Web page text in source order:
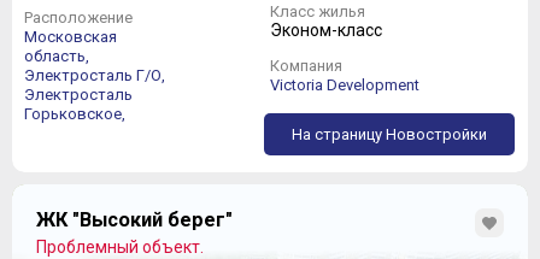
Расположение
Московская
область,
Электросталь Г/О,
Электросталь
Горьковское,
Класс жилья
Эконом-класс
Компания
Victoria Development
На страницу Новостройки
ЖК "Высокий берег"
Проблемный объект.